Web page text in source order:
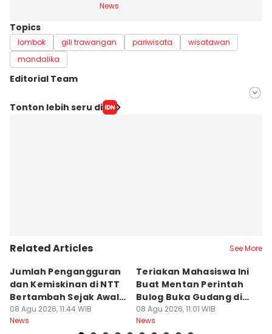
News
Topics
lombok gili trawangan pariwisata
wisatawan
mandalika
Editorial Team
Editor
Tonton lebih seru di
Related Articles See More
Jumlah Pengangguran
dan Kemiskinan di NTT
Bertambah Sejak Awal
2026
08 Agu 2026, 11:44 WIB
News
Teriakan Mahasiswa Ini
Buat Mentan Perintah
Bulog Buka Gudang di
Alor
08 Agu 2026, 11:01 WIB
News